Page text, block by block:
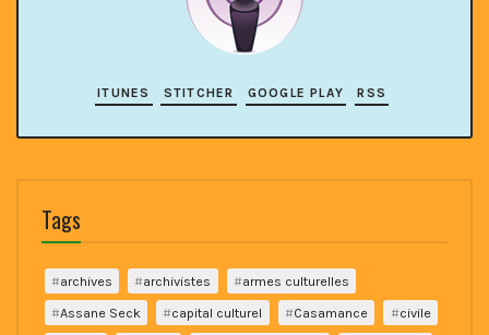
ITUNES STITCHER GOOGLE PLAY RSS
Tags
archives archivistes
armes culturelles
Assane Seck
capital culturel Casamance
civile